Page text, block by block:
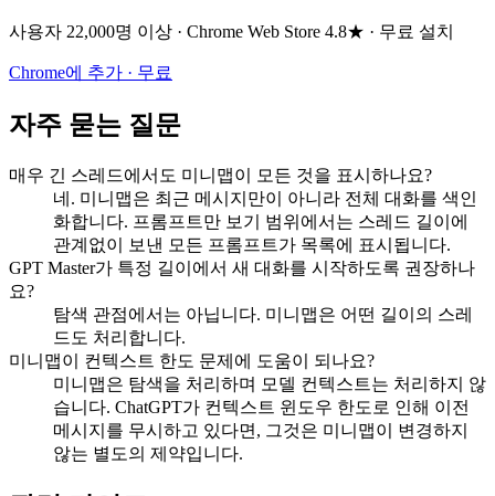
사용자 22,000명 이상 · Chrome Web Store 4.8★ · 무료 설치
Chrome에 추가 · 무료
자주 묻는 질문
매우 긴 스레드에서도 미니맵이 모든 것을 표시하나요?
네. 미니맵은 최근 메시지만이 아니라 전체 대화를 색인
화합니다. 프롬프트만 보기 범위에서는 스레드 길이에
관계없이 보낸 모든 프롬프트가 목록에 표시됩니다.
GPT Master가 특정 길이에서 새 대화를 시작하도록 권장하나
요?
탐색 관점에서는 아닙니다. 미니맵은 어떤 길이의 스레
드도 처리합니다.
미니맵이 컨텍스트 한도 문제에 도움이 되나요?
미니맵은 탐색을 처리하며 모델 컨텍스트는 처리하지 않
습니다. ChatGPT가 컨텍스트 윈도우 한도로 인해 이전
메시지를 무시하고 있다면, 그것은 미니맵이 변경하지
않는 별도의 제약입니다.